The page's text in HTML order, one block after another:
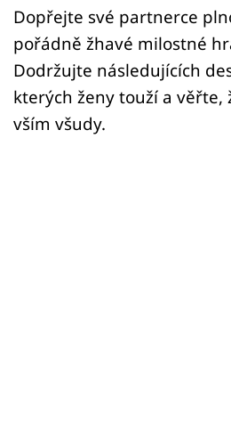
Showbyznys
Youtubeři
Virály
Dopřejte své partnerce
pořádně žhavé milostné
Dodržujte následujících
kterých ženy touží a věřte,
vším všudy.